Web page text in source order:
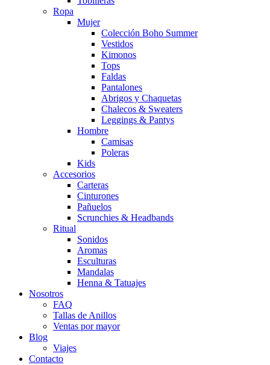
Ropa
Mujer
Colección Boho Summer
Vestidos
Kimonos
Tops
Faldas
Pantalones
Abrigos y Chaquetas
Chalecos & Sweaters
Leggings & Pantys
Hombre
Camisas
Poleras
Kids
Accesorios
Carteras
Cinturones
Pañuelos
Scrunchies & Headbands
Ritual
Sonidos
Aromas
Esculturas
Mandalas
Henna & Tatuajes
Nosotros
FAQ
Tallas de Anillos
Ventas por mayor
Blog
Viajes
Contacto